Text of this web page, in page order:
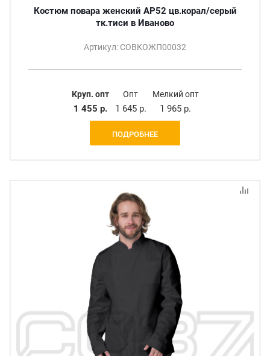
Костюм повара женский АР52 цв.корал/серый
тк.тиси в Иваново
Артикул: СОВКОЖП00032
Круп. опт
1 455 р.
Опт
1 645 р.
Мелкий опт
1 965 р.
ПОДРОБНЕЕ